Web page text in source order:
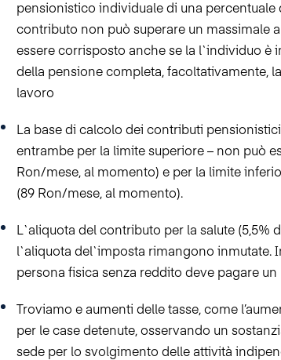
pensionistico individuale di una percentuale
contributo non può superare un massimale
essere corrisposto anche se la l`individuo è
della pensione completa, facoltativamente,
lavoro
La base di calcolo dei contributi
entrambe per la limite superiore – non può
Ron/mese, al momento) e per la limite
(89 Ron/mese, al momento).
L`aliquota del contributo per la salute (5,5%
l`aliquota del`imposta rimangono inmutate.
persona fisica senza reddito deve pagare
Troviamo e aumenti delle tasse, come
per le case detenute, osservando un
sede per lo svolgimento delle attività